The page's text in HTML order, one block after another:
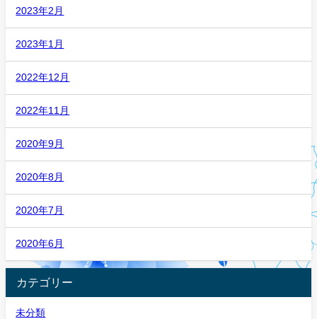
2023年2月
2023年1月
2022年12月
2022年11月
2020年9月
2020年8月
2020年7月
2020年6月
カテゴリー
未分類